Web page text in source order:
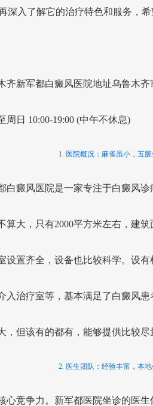
深入了解它的治疗特色和服务，
齐新军都白癜风医院地址乌鲁木
周日 10:00-19:00 (中午不休息)
1. 医院概况：麻雀虽小，五
白癜风医院是一家专注于白癜风诊
算大，只有2000平方米左右，建
设置齐全，设备也比较科学。设
入治疗室等，基本满足了白癜风
，但该有的都有，能够提供比较尽
2. 医生团队：经验丰富，本
心竞争力。新军都医院坐诊的医生